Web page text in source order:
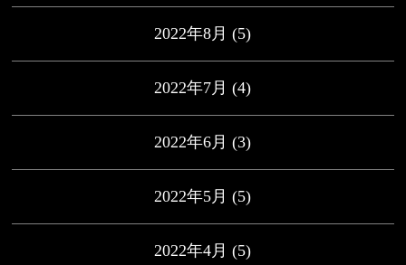
2022年8月 (5)
2022年7月 (4)
2022年6月 (3)
2022年5月 (5)
2022年4月 (5)